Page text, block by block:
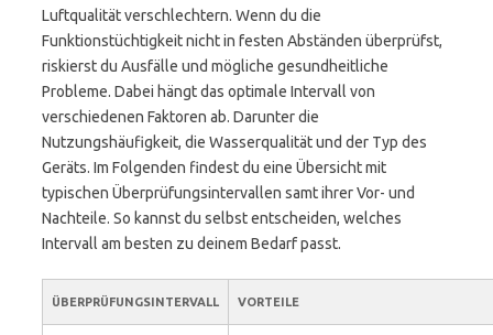
Luftqualität verschlechtern. Wenn du die
Funktionstüchtigkeit nicht in festen Abständen überprüfst,
riskierst du Ausfälle und mögliche gesundheitliche
Probleme. Dabei hängt das optimale Intervall von
verschiedenen Faktoren ab. Darunter die
Nutzungshäufigkeit, die Wasserqualität und der Typ des
Geräts. Im Folgenden findest du eine Übersicht mit
typischen Überprüfungsintervallen samt ihrer Vor- und
Nachteile. So kannst du selbst entscheiden, welches
Intervall am besten zu deinem Bedarf passt.
ÜBERPRÜFUNGSINTERVALL VORTEILE